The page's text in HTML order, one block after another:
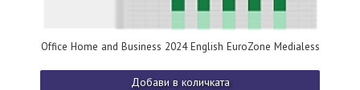
Office Home and Business 2024 English EuroZone Medialess
Добави в количката